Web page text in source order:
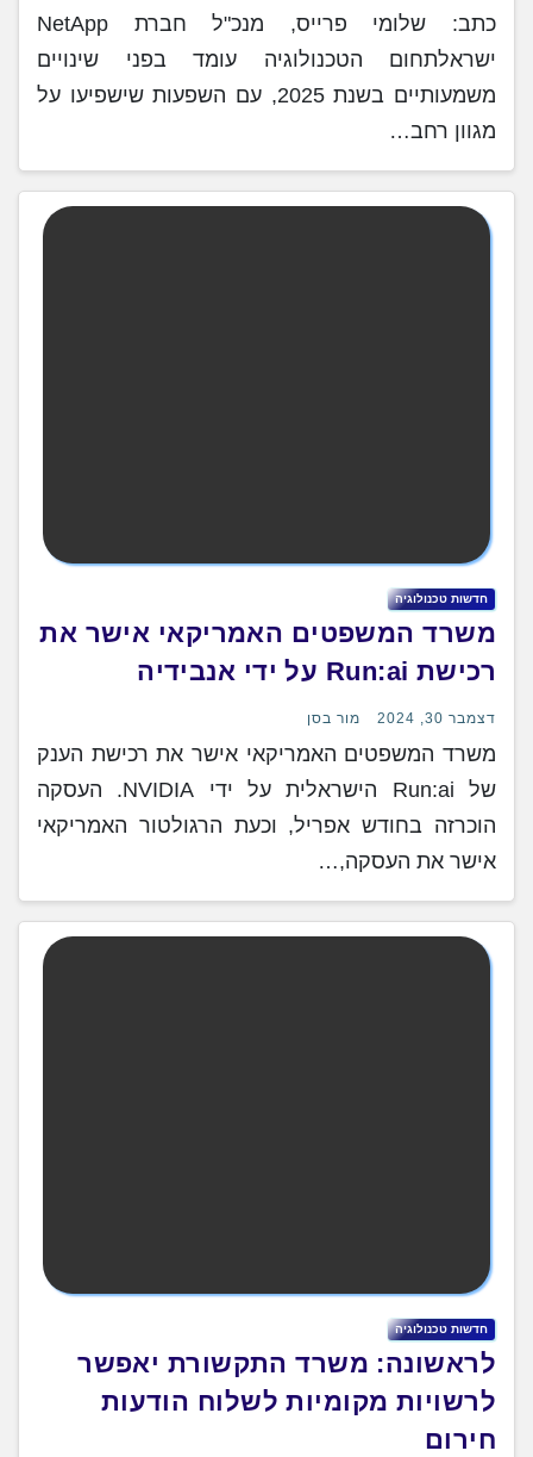
כתב: שלומי פרייס, מנכ"ל חברת NetApp
ישראלתחום הטכנולוגיה עומד בפני שינויים
משמעותיים בשנת 2025, עם השפעות שישפיעו על
מגוון רחב…
חדשות טכנולוגיה
משרד המשפטים האמריקאי אישר את
רכישת Run:ai על ידי אנבידיה
דצמבר 30, 2024 מור בסן
משרד המשפטים האמריקאי אישר את רכישת הענק
של Run:ai הישראלית על ידי NVIDIA. העסקה
הוכרזה בחודש אפריל, וכעת הרגולטור האמריקאי
אישר את העסקה,…
חדשות טכנולוגיה
לראשונה: משרד התקשורת יאפשר
לרשויות מקומיות לשלוח הודעות
חירום